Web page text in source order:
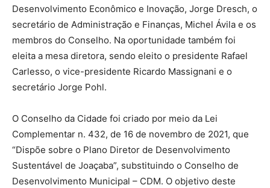
Desenvolvimento Econômico e Inovação, Jorge Dresch, o
secretário de Administração e Finanças, Michel Ávila e os
membros do Conselho. Na oportunidade também foi
eleita a mesa diretora, sendo eleito o presidente Rafael
Carlesso, o vice-presidente Ricardo Massignani e o
secretário Jorge Pohl.
O Conselho da Cidade foi criado por meio da Lei
Complementar n. 432, de 16 de novembro de 2021, que
“Dispõe sobre o Plano Diretor de Desenvolvimento
Sustentável de Joaçaba”, substituindo o Conselho de
Desenvolvimento Municipal – CDM. O objetivo deste